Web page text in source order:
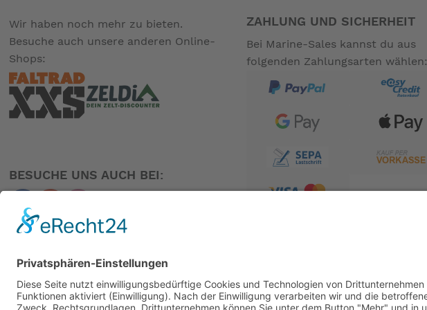
Nicht für den Anhängerbetrieb geeignet!
Spezifikationen "Victoria Fylgran 1 Unisex (2025)"
Rahmen:
VICTORIA Scalyo, Bosch, Alu
Gabel:
MIRANDA "PSI" 170 mm
Kettenblatt / Riemenscheibe: MIRANDA 44 Z, schwarz
Innenlager:
Bremshebel:
Bremsscheibe V.R.: SHIMANO "SM-RT10 M", 180 mm, Center-Lock
Wir haben noch mehr zu bieten.
Besuche auch unsere anderen Online-
Shops:
BESUCHE UNS AUCH BEI:
ZAHLUNG UND SICHERHEIT
Bei Marine-Sales kannst du aus
folgenden Zahlungsarten wählen: